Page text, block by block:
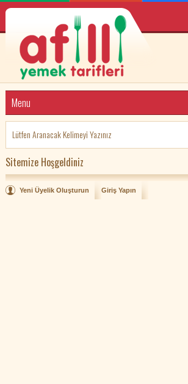
Menu
Sitemize Hoşgeldiniz
Yeni Üyelik Oluşturun Giriş Yapın